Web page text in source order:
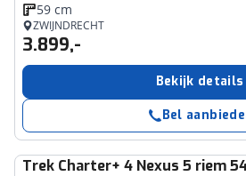
59 cm
ZWIJNDRECHT
3.899,-
Bekijk details
Bel
Trek Charter+ 4 Nexus 5 riem